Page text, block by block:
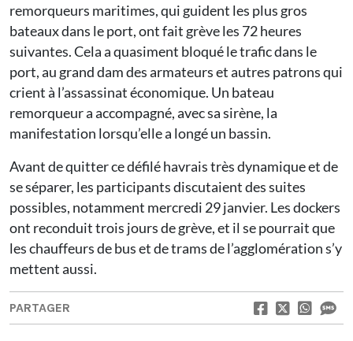
remorqueurs maritimes, qui guident les plus gros
bateaux dans le port, ont fait grève les 72 heures
suivantes. Cela a quasiment bloqué le trafic dans le
port, au grand dam des armateurs et autres patrons qui
crient à l’assassinat économique. Un bateau
remorqueur a accompagné, avec sa sirène, la
manifestation lorsqu’elle a longé un bassin.
Avant de quitter ce défilé havrais très dynamique et de
se séparer, les participants discutaient des suites
possibles, notamment mercredi 29 janvier. Les dockers
ont reconduit trois jours de grève, et il se pourrait que
les chauffeurs de bus et de trams de l’agglomération s’y
mettent aussi.
PARTAGER